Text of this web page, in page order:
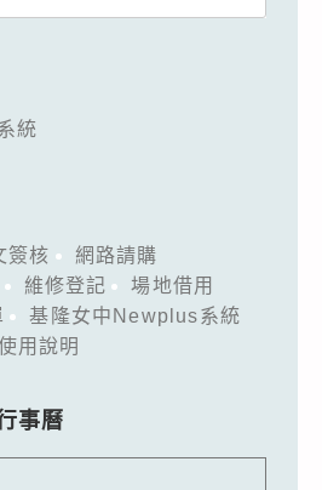
統
簽核
網路請購
維修登記
場地借用
基隆女中Newplus系統
用說明
事曆